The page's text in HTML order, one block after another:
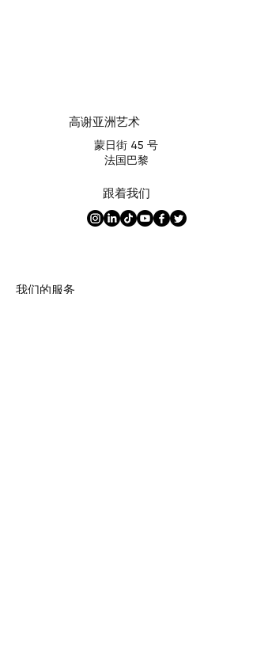
高谢亚洲艺术
蒙日街 45 号
法国巴黎
跟着我们
我们的服务